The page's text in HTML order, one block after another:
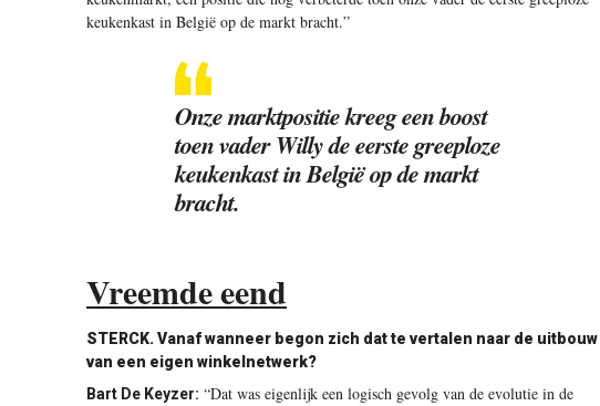
keukenkast in België op de markt bracht.”
Onze marktpositie kreeg een boost
toen vader Willy de eerste greeploze
keukenkast in België op de markt
bracht.
Vreemde eend
STERCK. Vanaf wanneer begon zich dat te vertalen naar de uitbouw
van een eigen winkelnetwerk?
Bart De Keyzer: “Dat was eigenlijk een logisch gevolg van de evolutie in de